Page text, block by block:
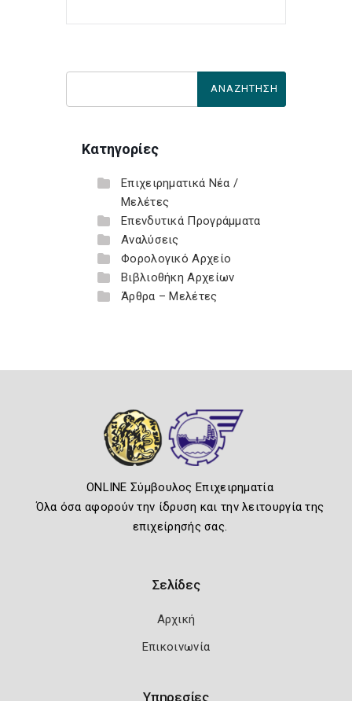
Κατηγορίες
Επιχειρηματικά Νέα /
Μελέτες
Επενδυτικά Προγράμματα
Αναλύσεις
Φορολογικό Αρχείο
Βιβλιοθήκη Αρχείων
Άρθρα – Μελέτες
ONLINE Σύμβουλος Επιχειρηματία
Όλα όσα αφορούν την ίδρυση και την λειτουργία της
επιχείρησής σας.
Σελίδες
Αρχική
Επικοινωνία
Υπηρεσίες